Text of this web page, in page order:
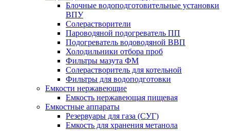
Блочные водоподготовительные установки
ВПУ
Солерастворители
Пароводяной подогреватель ПП
Подогреватель водоводяной ВВП
Холодильники отбора проб
Фильтры мазута ФМ
Солерастворитель для котельной
Фильтры для водоподготовки
Емкости нержавеющие
Емкость нержавеющая пищевая
Емкостные аппараты
Резервуары для газа (СУГ)
Емкость для хранения метанола